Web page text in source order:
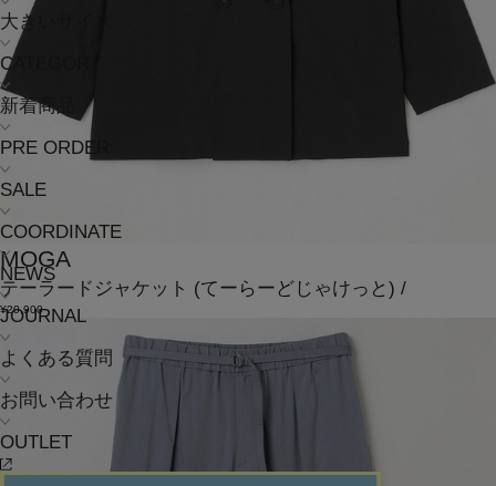
大きいサイズ
CATEGORY
新着商品
PRE ORDER
SALE
COORDINATE
NEWS
JOURNAL
よくある質問
お問い合わせ
OUTLET
MOGA
テーラードジャケット (てーらーどじゃけっと) /
¥20,900